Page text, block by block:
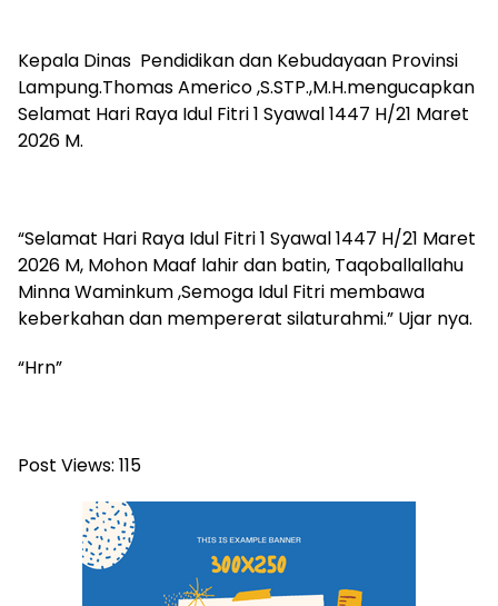
Kepala Dinas Pendidikan dan Kebudayaan Provinsi
Lampung.Thomas Americo ,S.STP.,M.H.mengucapkan
Selamat Hari Raya Idul Fitri 1 Syawal 1447 H/21 Maret
2026 M.
“Selamat Hari Raya Idul Fitri 1 Syawal 1447 H/21 Maret
2026 M, Mohon Maaf lahir dan batin, Taqoballallahu
Minna Waminkum ,Semoga Idul Fitri membawa
keberkahan dan mempererat silaturahmi.” Ujar nya.
“Hrn”
Post Views: 115